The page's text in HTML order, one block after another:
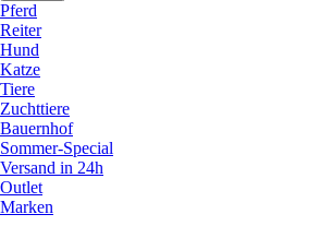
Pferd
Reiter
Hund
Katze
Tiere
Zuchttiere
Bauernhof
Sommer-Special
Versand in 24h
Outlet
Marken